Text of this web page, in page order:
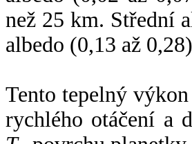
než 25 km. Střední
albedo (0,13 až
Tento tepelný
rychlého otáčení a